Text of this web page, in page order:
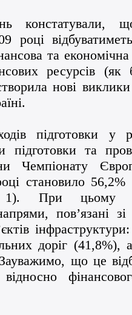
констатували,
році
та
ресурсів
нові виклики
підготовки у
підготовки та
Чемпіонату
становило 56,2%
1). При цьому
пов’язані
доріг (41,8%),
що це